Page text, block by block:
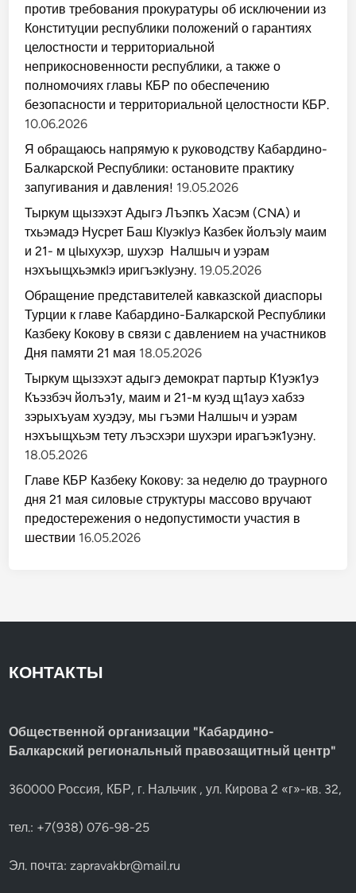
против требования прокуратуры об исключении из
Конституции республики положений о гарантиях
целостности и территориальной
неприкосновенности республики, а также о
полномочиях главы КБР по обеспечению
безопасности и территориальной целостности КБР.
10.06.2026
Я обращаюсь напрямую к руководству Кабардино-
Балкарской Республики: остановите практику
запугивания и давления! 19.05.2026
Тыркум щызэхэт Адыгэ Лъэпкъ Хасэм (CNA) и
тхьэмадэ Нусрет Баш КIуэкIуэ Казбек йолъэIу маим
и 21- м цIыхухэр, шухэр Налшыч и уэрам
нэхъыщхьэмкIэ иригъэкIуэну. 19.05.2026
Обращение представителей кавказской диаспоры
Турции к главе Кабардино-Балкарской Республики
Казбеку Кокову в связи с давлением на участников
Дня памяти 21 мая 18.05.2026
Тыркум щызэхэт адыгэ демократ партыр К1уэк1уэ
Къэзбэч йолъэ1у, маим и 21-м куэд щ1ауэ хабзэ
зэрыхъуам хуэдэу, мы гъэми Налшыч и уэрам
нэхъыщхьэм тету лъэсхэри шухэри ирагъэк1уэну.
18.05.2026
Главе КБР Казбеку Кокову: за неделю до траурного
дня 21 мая силовые структуры массово вручают
предостережения о недопустимости участия в
шествии 16.05.2026
КОНТАКТЫ
Общественной организации "Кабардино-
Балкарский региональный правозащитный центр"
360000 Россия, КБР, г. Нальчик , ул. Кирова 2 «г»-кв. 32,
тел.: +7(938) 076-98-25
Эл. почта:zapravakbr@mail.ru